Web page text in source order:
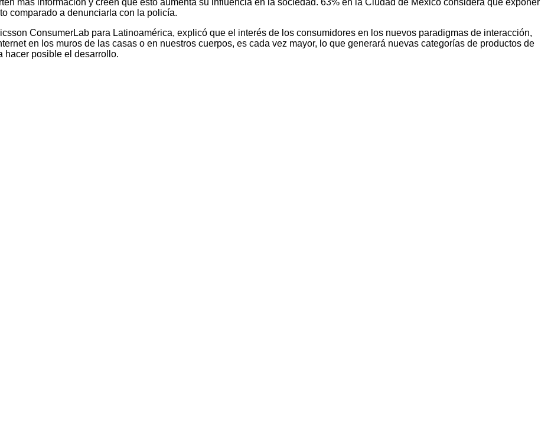
comparado a denunciarla con la policía.
ConsumerLab para Latinoamérica, explicó que el interés de los consumidores en los nuevos paradigmas de interacción,
en los muros de las casas o en nuestros cuerpos, es cada vez mayor, lo que generará nuevas categorías de productos de
hacer posible el desarrollo.